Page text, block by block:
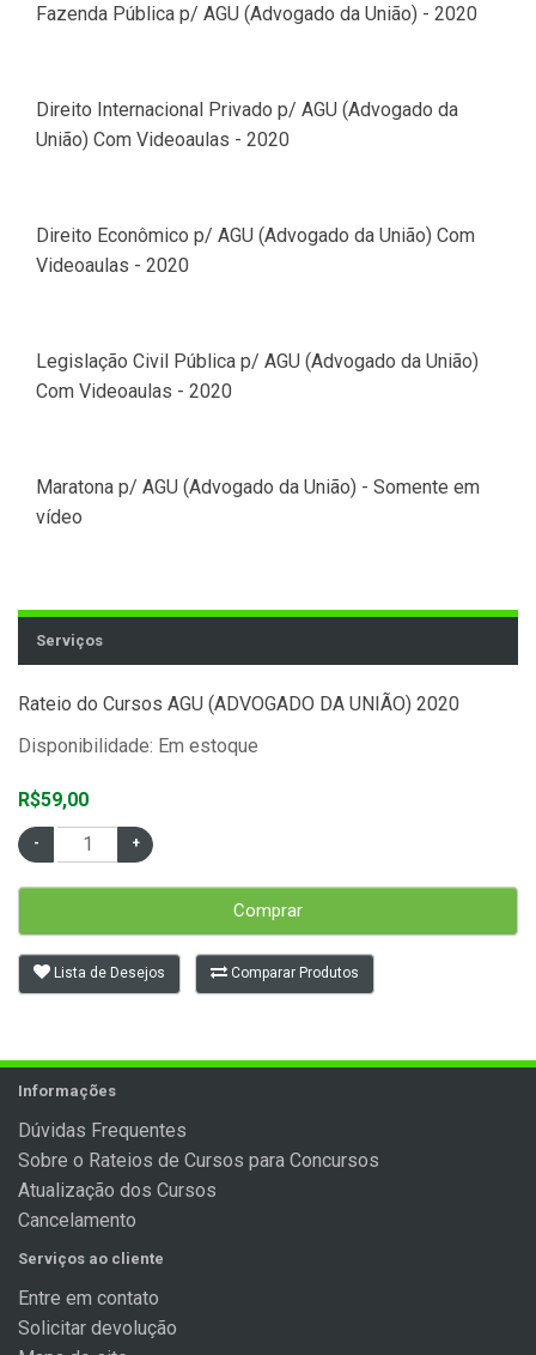
Fazenda Pública p/ AGU (Advogado da União) - 2020
Direito Internacional Privado p/ AGU (Advogado da
União) Com Videoaulas - 2020
Direito Econômico p/ AGU (Advogado da União) Com
Videoaulas - 2020
Legislação Civil Pública p/ AGU (Advogado da União)
Com Videoaulas - 2020
Maratona p/ AGU (Advogado da União) - Somente em
vídeo
Serviços
Rateio do Cursos AGU (ADVOGADO DA UNIÃO) 2020
Disponibilidade: Em estoque
R$59,00
Comprar
Lista de Desejos Comparar Produtos
Informações
Dúvidas Frequentes
Sobre o Rateios de Cursos para Concursos
Atualização dos Cursos
Cancelamento
Serviços ao cliente
Entre em contato
Solicitar devolução